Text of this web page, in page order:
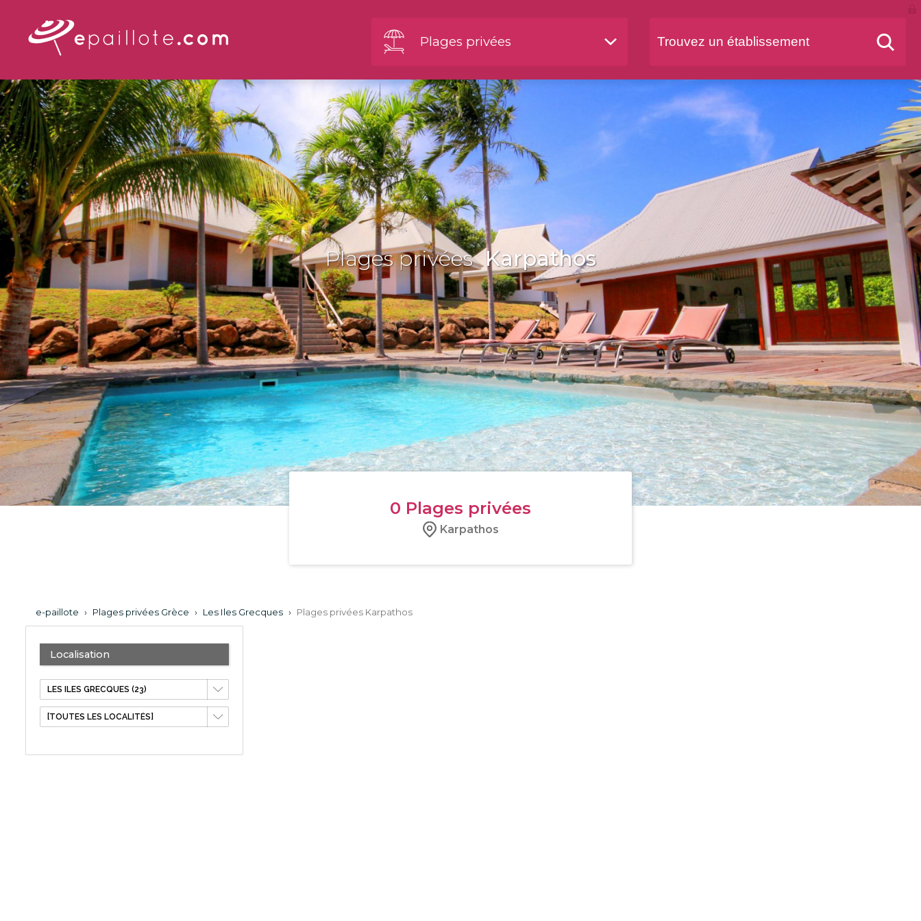
Plages privées
Plages privées Karpathos
0 Plages privées
Karpathos
e-paillote › Plages privées Grèce › Les Iles Grecques › Plages privées Karpathos
Localisation